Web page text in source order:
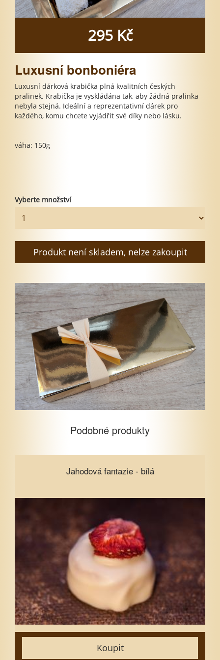
295 Kč
Luxusní bonboniéra
Luxusní dárková krabička plná kvalitních českých
pralinek. Krabička je vyskládána tak, aby žádná pralinka
nebyla stejná. Ideální a reprezentativní dárek pro
každého, komu chcete vyjádřit své díky nebo lásku.
váha: 150g
Vyberte množství
Produkt není skladem, nelze zakoupit
Podobné produkty
Jahodová fantazie - bílá
Koupit
Jahodová fantazie - bílá
Vyberte množství
1
25
30
35